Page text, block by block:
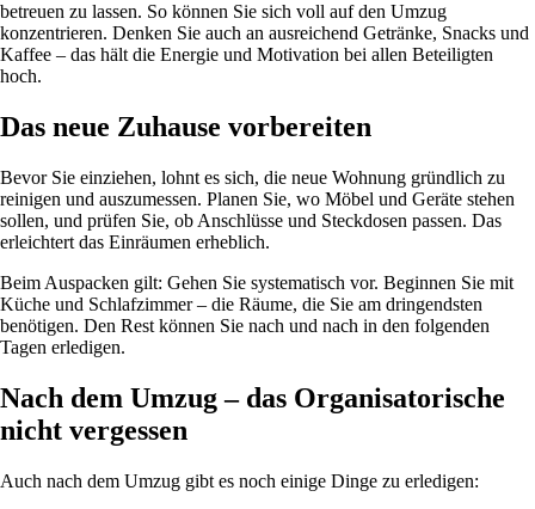
betreuen zu lassen. So können Sie sich voll auf den Umzug
konzentrieren. Denken Sie auch an ausreichend Getränke, Snacks und
Kaffee – das hält die Energie und Motivation bei allen Beteiligten
hoch.
Das neue Zuhause vorbereiten
Bevor Sie einziehen, lohnt es sich, die neue Wohnung gründlich zu
reinigen und auszumessen. Planen Sie, wo Möbel und Geräte stehen
sollen, und prüfen Sie, ob Anschlüsse und Steckdosen passen. Das
erleichtert das Einräumen erheblich.
Beim Auspacken gilt: Gehen Sie systematisch vor. Beginnen Sie mit
Küche und Schlafzimmer – die Räume, die Sie am dringendsten
benötigen. Den Rest können Sie nach und nach in den folgenden
Tagen erledigen.
Nach dem Umzug – das Organisatorische
nicht vergessen
Auch nach dem Umzug gibt es noch einige Dinge zu erledigen: